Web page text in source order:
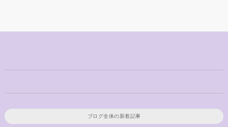
ブログ全体の新着記事